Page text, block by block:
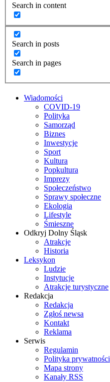
Search in content
Search in posts
Search in pages
Wiadomości
COVID-19
Polityka
Samorząd
Biznes
Inwestycje
Sport
Kultura
Popkultura
Imprezy
Społeczeństwo
Sprawy społeczne
Ekologia
Lifestyle
Śmieszne
Odkryj Dolny Śląsk
Atrakcje
Historia
Leksykon
Ludzie
Instytucje
Atrakcje turystyczne
Redakcja
Redakcja
Zgłoś newsa
Kontakt
Reklama
Serwis
Regulamin
Polityka prywatności
Mapa strony
Kanały RSS